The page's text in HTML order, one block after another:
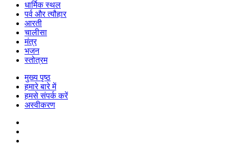
धार्मिक स्थल
पर्व और त्यौहार
आरती
चालीसा
मंत्र
भजन
स्तोत्रम
मुख्य पृष्ठ
हमारे बारे में
हमसे संपर्क करें
अस्वीकरण